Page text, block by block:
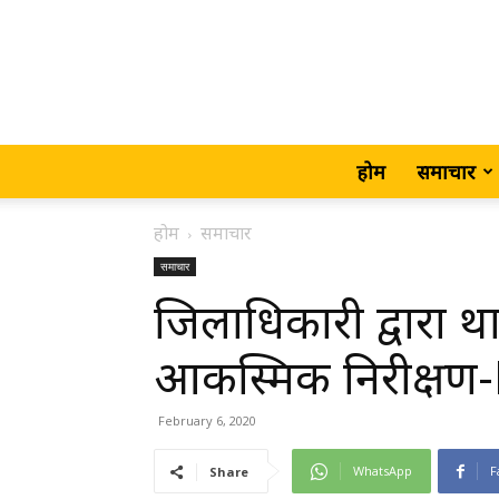
होम समाचार
होम समाचार
समाचार
जिलाधिकारी द्वारा
आकस्मिक
February 6, 2020
Share WhatsApp